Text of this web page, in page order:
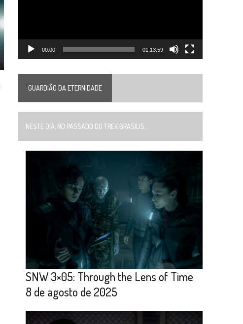
00:00 01:13:59
GUARDIÃO DA ETERNIDADE
NESTE DIA, NO PASSADO DO TREK BRASILIS...
SNW 3×05: Through the Lens of Time
8 de agosto de 2025